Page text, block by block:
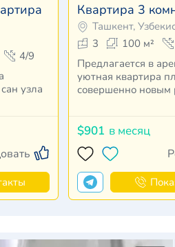
4/9
узла
Квартира 3
Ташкент,
3
100 м²
Предлагается в
уютная квартира
совершенно новым
$901 в месяц